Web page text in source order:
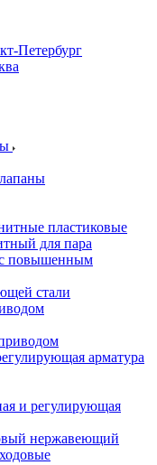
Петербург
пластиковые
для пара
повышенным
стали
арматура
и регулирующая
нержавеющий